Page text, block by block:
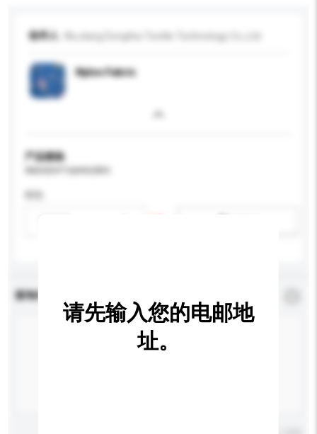
收件人
Nylon Fabric
产品规格
查询内容
请先输入您的电邮地
址。